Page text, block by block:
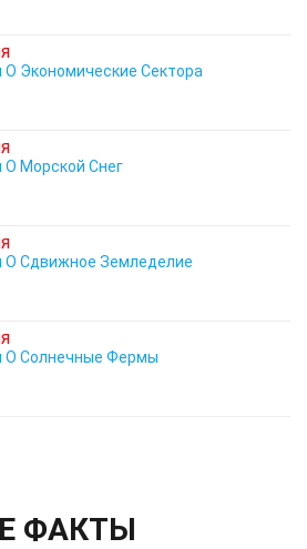
Экономические Сектора
О Морской Снег
О Сдвижное Земледелие
О Солнечные Фермы
ФАКТЫ